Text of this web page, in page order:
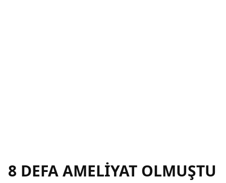
8 DEFA AMELİYAT OLMUŞTU